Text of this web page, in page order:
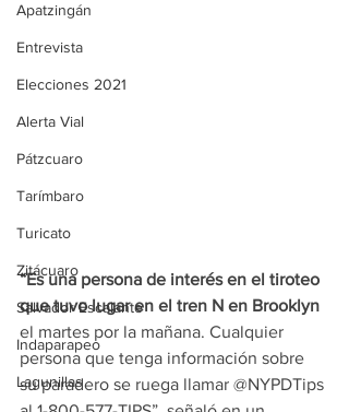
Apatzingán
Entrevista
Elecciones 2021
Alerta Vial
Pátzcuaro
Tarímbaro
Turicato
Zitácuaro
Salvador Escalante
Indaparapeo
Lagunillas
“Es una persona de interés en el tiroteo
que tuvo lugar en el tren N en Brooklyn
el martes por la mañana. Cualquier
persona que tenga información sobre
su paradero se ruega llamar @NYPDTips